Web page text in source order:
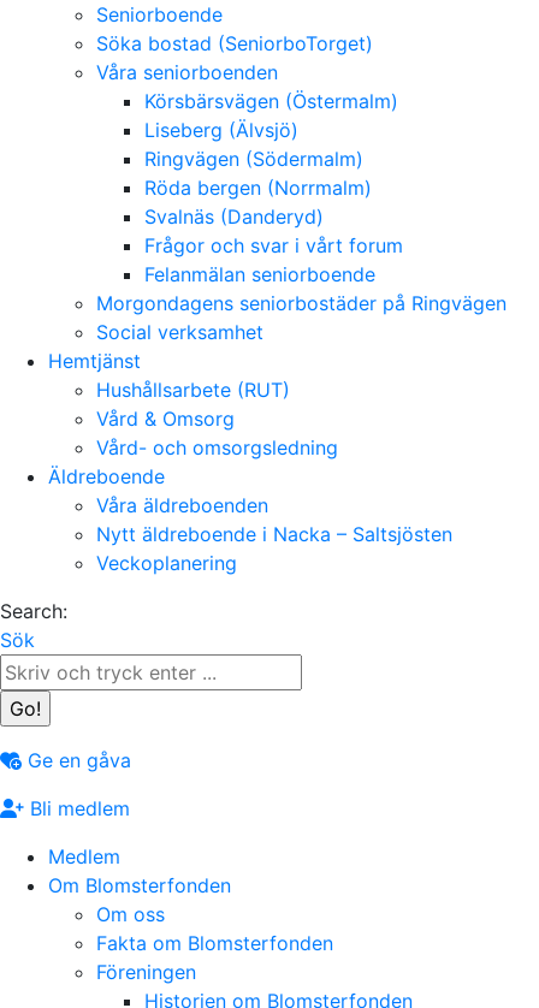
Seniorboende
Söka bostad (SeniorboTorget)
Våra seniorboenden
Körsbärsvägen (Östermalm)
Liseberg (Älvsjö)
Ringvägen (Södermalm)
Röda bergen (Norrmalm)
Svalnäs (Danderyd)
Frågor och svar i vårt forum
Felanmälan seniorboende
Morgondagens seniorbostäder på Ringvägen
Social verksamhet
Hemtjänst
Hushållsarbete (RUT)
Vård & Omsorg
Vård- och omsorgsledning
Äldreboende
Våra äldreboenden
Nytt äldreboende i Nacka – Saltsjösten
Veckoplanering
Search:
Sök
Ge en gåva
Bli medlem
Medlem
Om Blomsterfonden
Om oss
Fakta om Blomsterfonden
Föreningen
Historien om Blomsterfonden